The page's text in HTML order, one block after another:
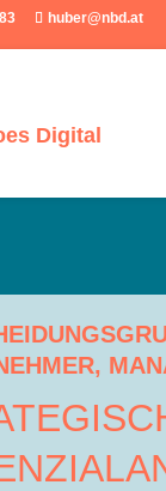
huber@nbd.at